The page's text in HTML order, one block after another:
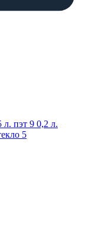
л. пэт 9 0,2 л.
5